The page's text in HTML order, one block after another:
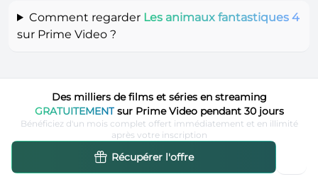
Comment regarder Les animaux fantastiques 4
sur Prime Video ?
Des milliers de films et séries en streaming
GRATUITEMENTsur Prime Video pendant 30 jours
Bénéficiez d'un mois complet offert immédiatement et en illimité
après votre inscription
Récupérer l'offre